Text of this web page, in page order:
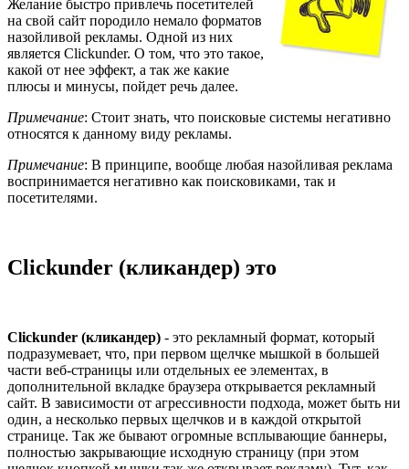
Желание быстро привлечь посетителей
на свой сайт породило немало форматов
назойливой рекламы. Одной из них
является Clickunder. О том, что это такое,
какой от нее эффект, а так же какие
плюсы и минусы, пойдет речь далее.
Примечание: Стоит знать, что поисковые системы негативно
относятся к данному виду рекламы.
Примечание: В принципе, вообще любая назойливая реклама
воспринимается негативно как поисковиками, так и
посетителями.
Clickunder (кликандер) это
Clickunder (кликандер) - это рекламный формат, который
подразумевает, что, при первом щелчке мышкой в большей
части веб-страницы или отдельных ее элементах, в
дополнительной вкладке браузера открывается рекламный
сайт. В зависимости от агрессивности подхода, может быть ни
один, а несколько первых щелчков и в каждой открытой
странице. Так же бывают огромные всплывающие баннеры,
полностью закрывающие исходную страницу (при этом